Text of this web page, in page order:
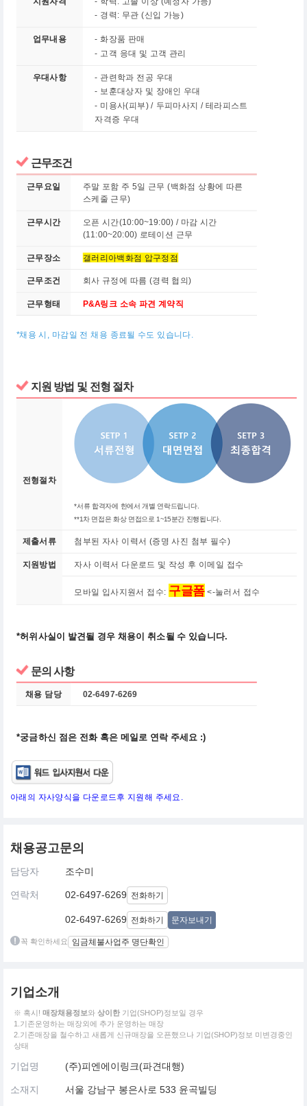
- 경력: 무관 (신입 가능)
업무내용
- 화장품 판매
- 고객 응대 및 고객 관리
우대사항
- 관련학과 전공 우대
- 보훈대상자 및 장애인 우대
- 미용사(피부) / 두피마사지 / 테라피스트
자격증 우대
근무조건
근무요일
주말 포함 주 5일 근무 (백화점 상황에 따른
스케줄 근무)
근무시간 오픈 시간(10:00~19:00) / 마감 시간
(11:00~20:00) 로테이션 근무
근무장소 갤러리아백화점 압구정점
근무조건 회사 규정에 따름 (경력 협의)
근무형태 P&A링크 소속 파견 계약직
*채용 시, 마감일 전 채용 종료될 수도 있습니다.
지원 방법 및 전형 절차
전형절차
*서류 합격자에 한에서 개별 연락드립니다.
**1차 면접은 화상 면접으로 1~15분간 진행됩니다.
제출서류 첨부된 자사 이력서 (증명 사진 첨부 필수)
지원방법 자사 이력서 다운로드 및 작성 후 이메일 접수
모바일 입사지원서 접수: 구글폼<-눌러서 접수
*허위사실이 발견될 경우 채용이 취소될 수 있습니다.
문의 사항
채용 담당 02-6497-6269
*궁금하신 점은 전화 혹은 메일로 연락 주세요 :)
아래의 자사양식을 다운로드후 지원해 주세요.
채용공고문의
담당자 조수미
연락처 02-6497-6269 전화하기
02-6497-6269 전화하기 문자보내기
꼭 확인하세요 임금체불사업주 명단확인
기업소개
※ 혹시! 매장채용정보와 상이한 기업(SHOP)정보일 경우
1.기존운영하는 매장외에 추가 운영하는 매장
2.기존매장을 철수하고 새롭게 신규매장을 오픈했으나 기업(SHOP)정보 미변경중인
상태
기업명 (주)피엔에이링크(파견대행)
소재지 서울 강남구 봉은사로 533 윤곡빌딩